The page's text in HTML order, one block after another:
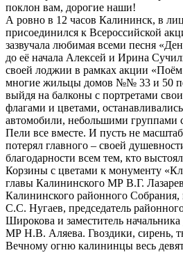
поклон вам, дорогие наши!
А ровно в 12 часов Калининск, в
присоединился к Всероссийской
зазвучала любимая всеми песня
до её начала Алексей и Ирина
своей лоджии в рамках акции
многие жильцы домов №№ 33 и 50
выйдя на балконы с портретами
флагами и цветами,
автомобили, небольшими группами
Пели все вместе. И пусть не
потерял главного – своей
благодарности всем тем, кто
Корзины с цветами к монументу
главы Калининского МР В.Г.
Калининского районного
С.С. Нугаев, председатель
Широкова и заместитель
МР Н.В. Аляева. Гвоздики, сирень,
Вечному огню калининцы весь